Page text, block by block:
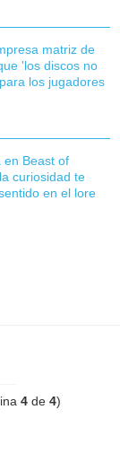
matriz de
'los discos no
los jugadores
en Beast of
curiosidad te
en el lore
4de 4)